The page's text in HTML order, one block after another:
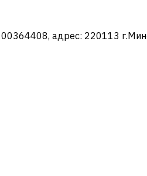
адрес: 220113